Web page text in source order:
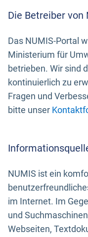
Die Betreiber von
Das NUMIS-Portal
Ministerium für
betrieben. Wir sind
kontinuierlich zu
Fragen und
bitte unser
NUMIS ist ein
im Internet. Im
und
Webseiten,